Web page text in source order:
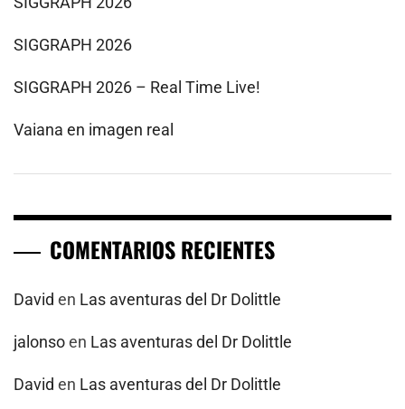
SIGGRAPH 2026
SIGGRAPH 2026 – Real Time Live!
Vaiana en imagen real
COMENTARIOS RECIENTES
David en Las aventuras del Dr Dolittle
jalonsoen Las aventuras del Dr Dolittle
David en Las aventuras del Dr Dolittle